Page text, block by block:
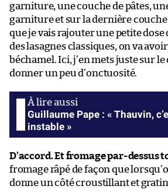
garniture, une couche de pâtes,
garniture et sur la dernière couche
que je vais rajouter une petite dose
des lasagnes classiques, on va
béchamel. Ici, j’en mets juste sur le
donner un peu d’onctuosité.
Guillaume Pape : « Thauvin,
instable »
D’accord. Et fromage par-dessus
fromage râpé de façon que
donne un côté croustillant et